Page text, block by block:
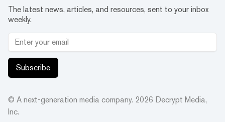
The latest news, articles, and resources, sent to your inbox
weekly.
Subscribe
© A next-generation media company. 2026 Decrypt Media,
Inc.